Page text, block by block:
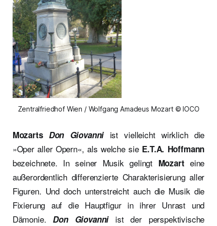
Zentralfriedhof Wien / Wolfgang Amadeus Mozart © IOCO
Mozarts Don Giovanniist vielleicht wirklich die
»Oper aller Opern«, als welche sie E.T.A. Hoffmann
bezeichnete. In seiner Musik gelingt Mozarteine
außerordentlich differenzierte Charakterisierung aller
Figuren. Und doch unterstreicht auch die Musik die
Fixierung auf die Hauptfigur in ihrer Unrast und
Dämonie.Don Giovanniist der perspektivische